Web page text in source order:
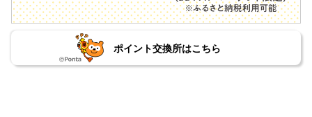
ポイント交換所はこちら